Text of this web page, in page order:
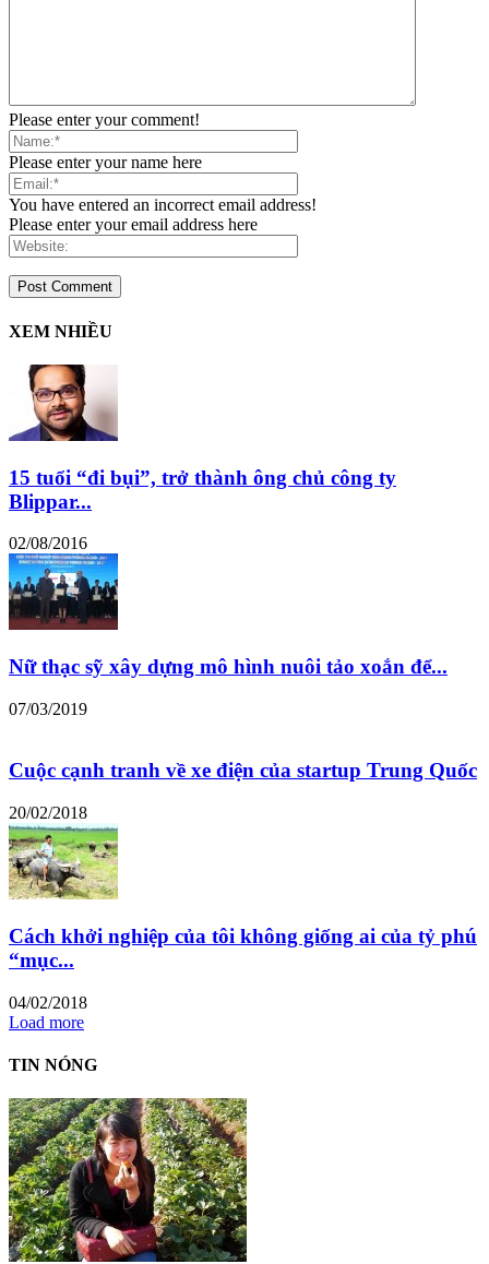
Please enter your comment!
Please enter your name here
You have entered an incorrect email address!
Please enter your email address here
XEM NHIỀU
15 tuổi “đi bụi”, trở thành ông chủ công ty
Blippar...
02/08/2016
Nữ thạc sỹ xây dựng mô hình nuôi tảo xoắn để...
07/03/2019
Cuộc cạnh tranh về xe điện của startup Trung Quốc
20/02/2018
Cách khởi nghiệp của tôi không giống ai của tỷ phú
“mục...
04/02/2018
Load more
TIN NÓNG